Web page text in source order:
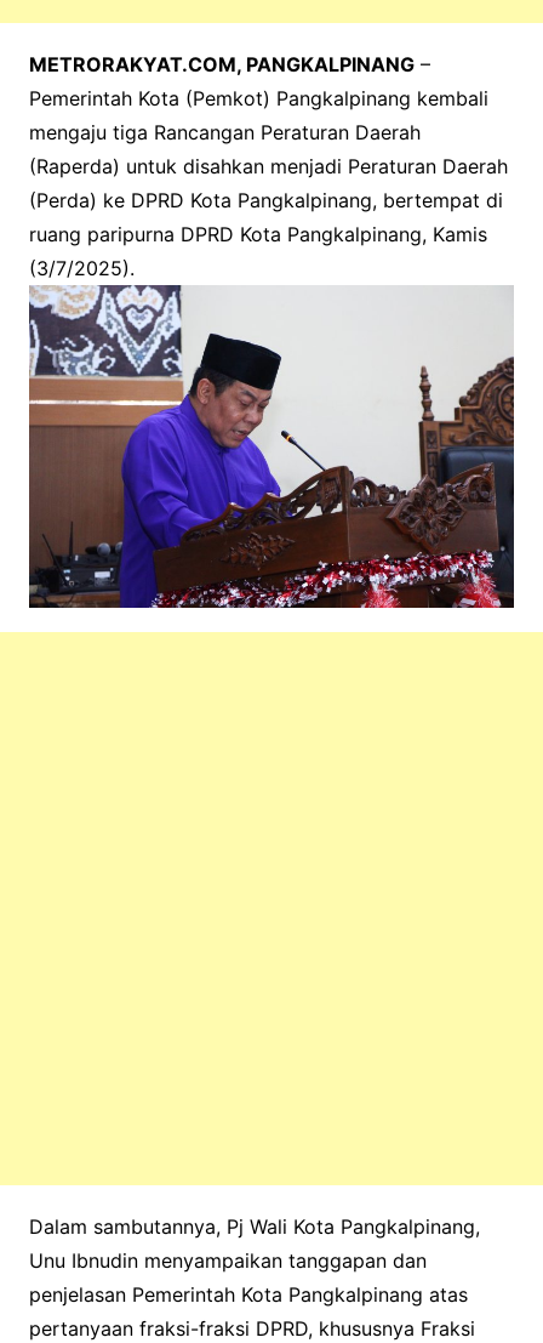
METRORAKYAT.COM, PANGKALPINANG–
Pemerintah Kota (Pemkot) Pangkalpinang kembali
mengaju tiga Rancangan Peraturan Daerah
(Raperda) untuk disahkan menjadi Peraturan Daerah
(Perda) ke DPRD Kota Pangkalpinang, bertempat di
ruang paripurna DPRD Kota Pangkalpinang, Kamis
(3/7/2025).
Dalam sambutannya, Pj Wali Kota Pangkalpinang,
Unu Ibnudin menyampaikan tanggapan dan
penjelasan Pemerintah Kota Pangkalpinang atas
pertanyaan fraksi-fraksi DPRD, khususnya Fraksi